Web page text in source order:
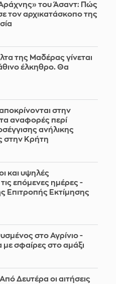
του Άσαντ: Πώς
τον αρχικατάσκοπο της
της Μαδέρας γίνεται
έλκηθρο. Θα
στην
αναφορές περί
ανήλικης
στην Κρήτη
και υψηλές
επόμενες ημέρες -
Επιτροπής Εκτίμησης
στο Αγρίνιο -
με σφαίρες στο αμάξι
Δευτέρα οι αιτήσεις